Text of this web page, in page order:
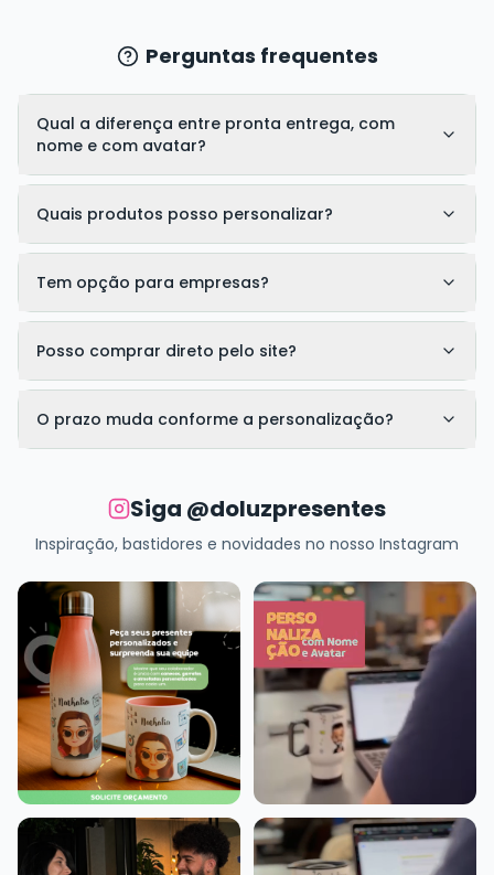
Perguntas frequentes
Qual a diferença entre pronta entrega, com
nome e com avatar?
Quais produtos posso personalizar?
Tem opção para empresas?
Posso comprar direto pelo site?
O prazo muda conforme a personalização?
Siga @doluzpresentes
Inspiração, bastidores e novidades no nosso Instagram